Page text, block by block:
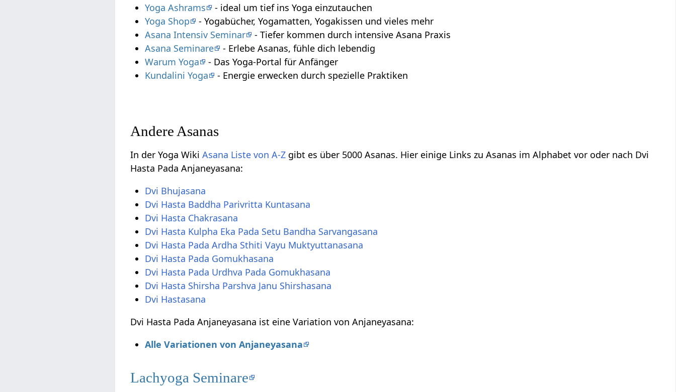
Yoga Ashrams
- ideal um tief ins Yoga einzutauchen
Yoga Shop
- Yogabücher, Yogamatten, Yogakissen und vieles mehr
Asana Intensiv Seminar
- Tiefer kommen durch intensive Asana Praxis
Asana Seminare
- Erlebe Asanas, fühle dich lebendig
Warum Yoga
- Das Yoga-Portal für Anfänger
Kundalini Yoga
- Energie erwecken durch spezielle Praktiken
Andere Asanas
In der Yoga WikiAsana Liste von A-Z gibt es über 5000 Asanas. Hier einige Links zu Asanas im Alphabet vor oder nach Dvi
Hasta Pada Anjaneyasana:
Dvi Bhujasana
Dvi Hasta Baddha Parivritta Kuntasana
Dvi Hasta Chakrasana
Dvi Hasta Kulpha Eka Pada Setu Bandha Sarvangasana
Dvi Hasta Pada Ardha Sthiti Vayu Muktyuttanasana
Dvi Hasta Pada Gomukhasana
Dvi Hasta Pada Urdhva Pada Gomukhasana
Dvi Hasta Shirsha Parshva Janu Shirshasana
Dvi Hastasana
Dvi Hasta Pada Anjaneyasana ist eine Variation von Anjaneyasana:
Alle Variationen von Anjaneyasana
Lachyoga Seminare